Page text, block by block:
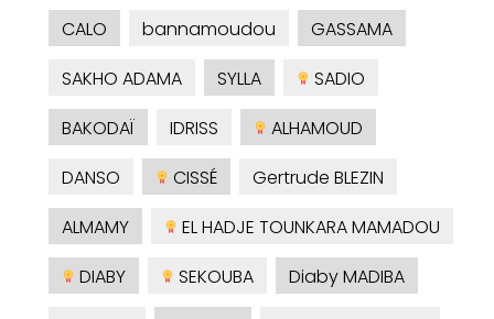
CALO
bannamoudou
GASSAMA
SAKHO ADAMA
SYLLA
SADIO
BAKODAÏ
IDRISS
ALHAMOUD
DANSO
CISSÉ
Gertrude BLEZIN
ALMAMY
EL HADJE TOUNKARA MAMADOU
DIABY
SEKOUBA
Diaby MADIBA